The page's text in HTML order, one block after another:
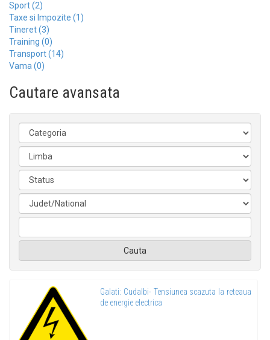
Sport (2)
Taxe si Impozite (1)
Tineret (3)
Training (0)
Transport (14)
Vama (0)
Cautare avansata
Cauta
Galati: Cudalbi- Tensiunea scazuta la reteaua
de energie electrica